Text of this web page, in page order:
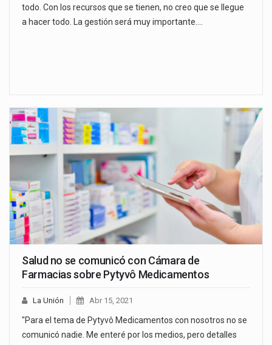
todo. Con los recursos que se tienen, no creo que se llegue
a hacer todo. La gestión será muy importante.…
Salud no se comunicó con Cámara de
Farmacias sobre Pytyvô Medicamentos
La Unión Abr 15, 2021
"Para el tema de Pytyvô Medicamentos con nosotros no se
comunicó nadie. Me enteré por los medios, pero detalles